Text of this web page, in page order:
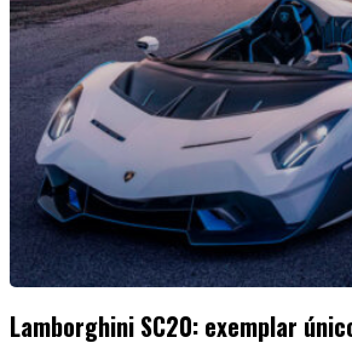
Lamborghini SC20: exemplar